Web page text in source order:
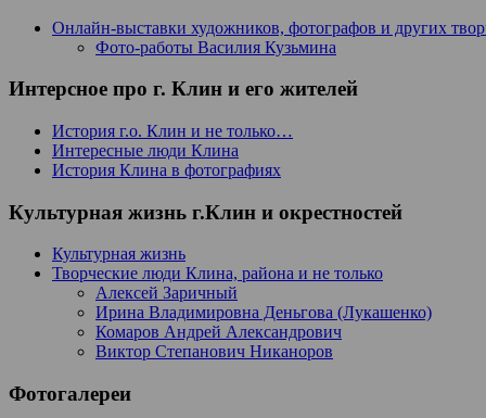
Онлайн-выставки художников, фотографов и других
Фото-работы Василия Кузьмина
Интерсное про г. Клин и его жителей
История г.о. Клин и не только…
Интересные люди Клина
История Клина в фотографиях
Культурная жизнь г.Клин и окрестностей
Культурная жизнь
Творческие люди Клина, района и не только
Алексей Заричный
Ирина Владимировна Деньгова (Лукашенко)
Комаров Андрей Александрович
Виктор Степанович Никаноров
Фотогалереи